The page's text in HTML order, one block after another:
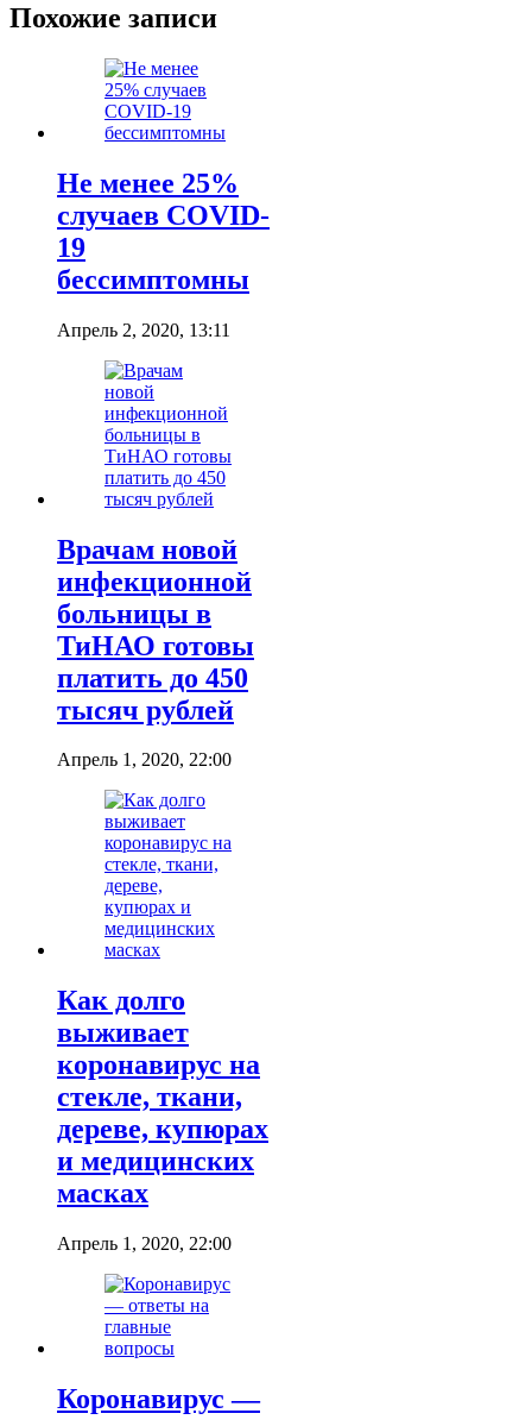
Похожие записи
Не менее 25%
случаев COVID-
19
бессимптомны
Апрель 2, 2020, 13:11
Врачам новой
инфекционной
больницы в
ТиНАО готовы
платить до 450
тысяч рублей
Апрель 1, 2020, 22:00
Как долго
выживает
коронавирус на
стекле, ткани,
дереве, купюрах
и медицинских
масках
Апрель 1, 2020, 22:00
Коронавирус —